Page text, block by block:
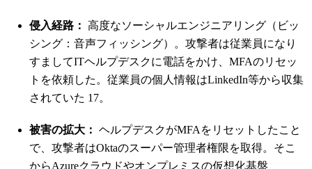
侵入経路： 高度なソーシャルエンジニアリング（ビッ
シング：音声フィッシング）。攻撃者は従業員になり
すましてITヘルプデスクに電話をかけ、MFAのリセッ
トを依頼した。従業員の個人情報はLinkedIn等から収集
されていた 17。
被害の拡大： ヘルプデスクがMFAをリセットしたこと
で、攻撃者はOktaのスーパー管理者権限を取得。そこ
からAzureクラウドやオンプレミスの仮想化基盤